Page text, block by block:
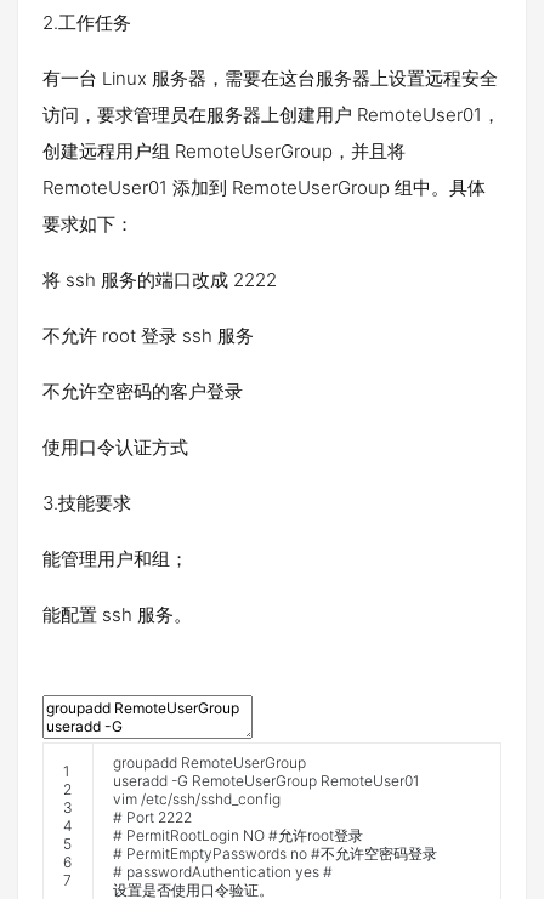
2.工作任务
有一台 Linux 服务器，需要在这台服务器上设置远程安全
访问，要求管理员在服务器上创建用户 RemoteUser01，
创建远程用户组 RemoteUserGroup，并且将
RemoteUser01 添加到 RemoteUserGroup 组中。具体
要求如下：
将 ssh 服务的端口改成 2222
不允许 root 登录 ssh 服务
不允许空密码的客户登录
使用口令认证方式
3.技能要求
能管理用户和组；
能配置 ssh 服务。
1
2
3
4
5
6
7
groupadd RemoteUserGroup
useradd -G RemoteUserGroup RemoteUser01
vim /etc/ssh/sshd config
# Port 2222
# PermitRootLogin NO #允许root登录
# PermitEmptyPasswords no #不允许空密码登录
# passwordAuthentication yes #
设置是否使用口令验证。